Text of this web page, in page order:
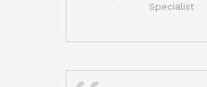
Specialist